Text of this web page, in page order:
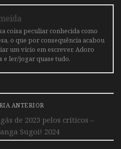
coisa peculiar conhecida como
o que por consequência acabou
um vicio em escrever. Adoro
e ler/jogar quase tudo.
ANTERIOR
de 2023 pelos críticos –
Sugoi! 2024